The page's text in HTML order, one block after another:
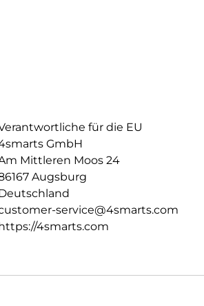
für die EU
GmbH
Mittleren Moos 24
Augsburg
service@4smarts.com
4smarts.com